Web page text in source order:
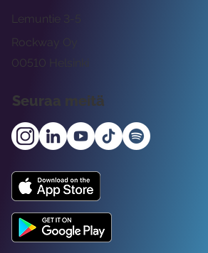
Rockway Oy
Lemuntie 3-5
00510 Helsinki
Seuraa meitä